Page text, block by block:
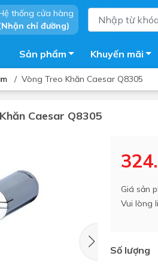
thống cửa hàng
chỉ đường)
Sản phẩm
tường
Máy tắm nước nóng
Chậu giặt
Khuyến mãi
/ Vòng Treo Khăn Caesar Q8305
Caesar Q8305
Giá sản
Vui lòng
Số lượng